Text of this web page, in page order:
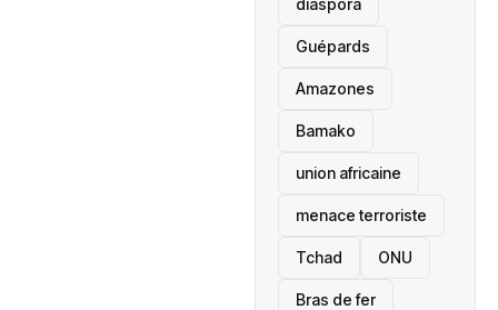
Guépards
Amazones
Bamako
union africaine
menace terroriste
‎Tchad ONU
Bras de fer